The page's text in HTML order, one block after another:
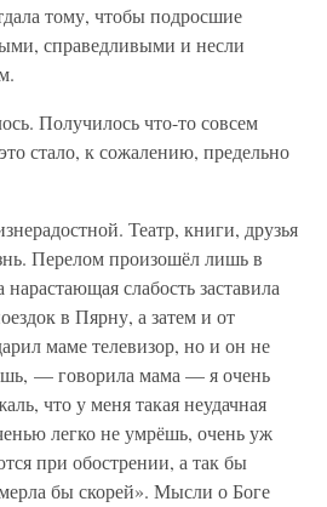
тому, чтобы подросшие
справедливыми и несли
Получилось что-то совсем
стало, к сожалению, предельно
Театр, книги, друзья
Перелом произошёл лишь в
нарастающая слабость заставила
в Пярну, а затем и от
маме телевизор, но и он не
— говорила мама — я очень
что у меня такая неудачная
легко не умрёшь, очень уж
при обострении, а так бы
бы скорей». Мысли о Боге